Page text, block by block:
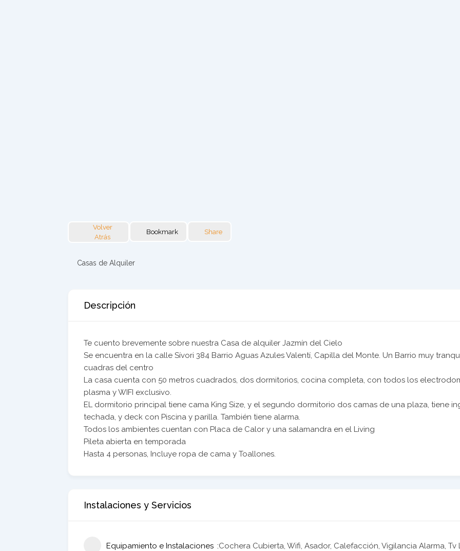
Volver
Atrás
Bookmark Share
Casas de Alquiler
Descripción
Te cuento brevemente sobre nuestra Casa de alquiler Jazmín del Cielo
Se encuentra en la calle Sívori 384 Barrio Aguas Azules Valentí, Capilla del Monte. Un Barrio muy
cuadras del centro
La casa cuenta con 50 metros cuadrados, dos dormitorios, cocina completa, con todos los
plasma y WIFI exclusivo.
EL dormitorio principal tiene cama King Size, y el segundo dormitorio dos camas de una plaza, tiene
techada, y deck con Piscina y parilla. También tiene alarma.
Todos los ambientes cuentan con Placa de Calor y una salamandra en el Living
Pileta abierta en temporada
Hasta 4 personas, Incluye ropa de cama y Toallones.
Instalaciones y Servicios
Equipamiento e Instalaciones Cochera Cubierta, Wifi, Asador, Calefacción, Vigilancia Alarma, Tv